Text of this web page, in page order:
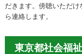
だきます。傍聴いただ
ら連絡します。
東京都社会福